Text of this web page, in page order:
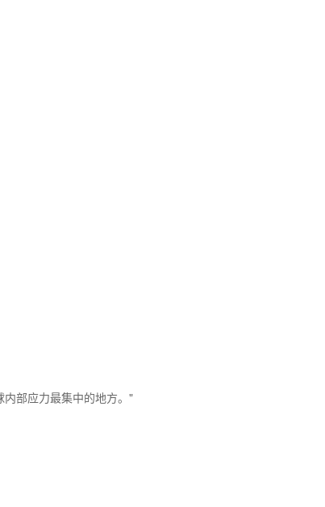
部应力最集中的地方。"